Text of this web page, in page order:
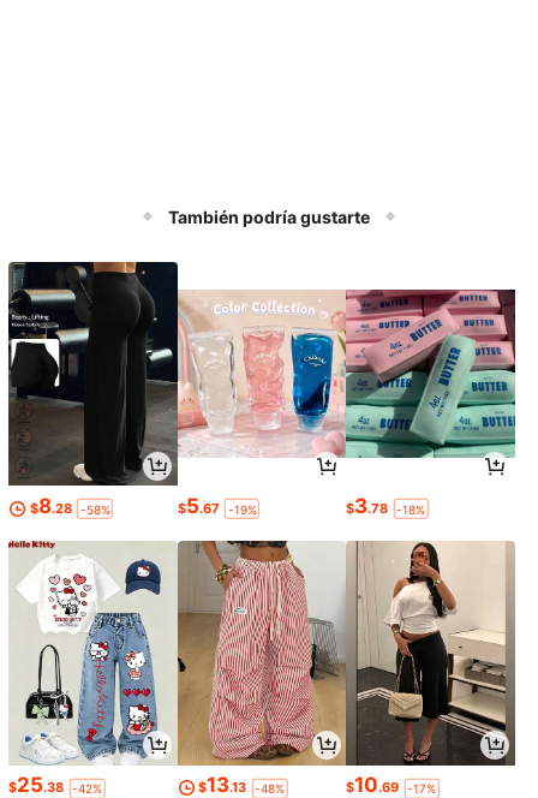
También podría gustarte
$8.28 -58% $5.67 -19% $3.78 -18%
$25.38 -42% $13.13 -48% $10.69 -17%